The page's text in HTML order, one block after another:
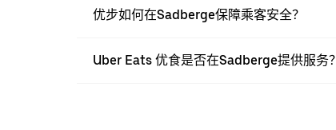
优步如何在Sadberge保障乘客安全？
Uber Eats 优食是否在Sadberge提供服务？